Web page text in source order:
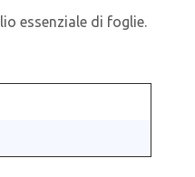
essenziale di foglie.